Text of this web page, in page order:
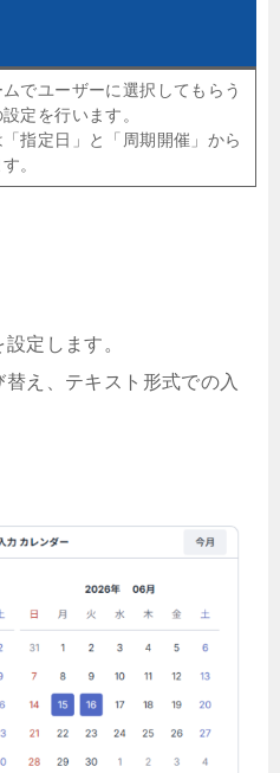
でユーザーに選択してもらう
定を行います。
指定日」と「周期開催」から
。
定します。
え、テキスト形式での入